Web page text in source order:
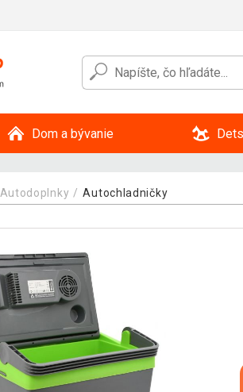
Dom a bývanie
Autodoplnky Autochladničky